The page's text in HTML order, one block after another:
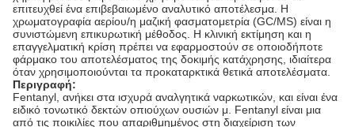
επιτευχθεί ένα επιβεβαιωμένο αναλυτικό αποτέλεσμα. Η
χρωματογραφία αερίου/η μαζική φασματομετρία (GC/MS) είναι η
συνιστώμενη επικυρωτική μέθοδος. Η κλινική εκτίμηση και η
επαγγελματική κρίση πρέπει να εφαρμοστούν σε οποιοδήποτε
φάρμακο του αποτελέσματος της δοκιμής κατάχρησης, ιδιαίτερα
όταν χρησιμοποιούνται τα προκαταρκτικά θετικά αποτελέσματα.
Περιγραφή:
Fentanyl, ανήκει στα ισχυρά αναλγητικά ναρκωτικών, και είναι ένα
ειδικό τονωτικό δεκτών οπιούχων ουσιών μ. Fentanyl είναι μια
από τις ποικιλίες που απαριθμημένος στη διαχείριση των